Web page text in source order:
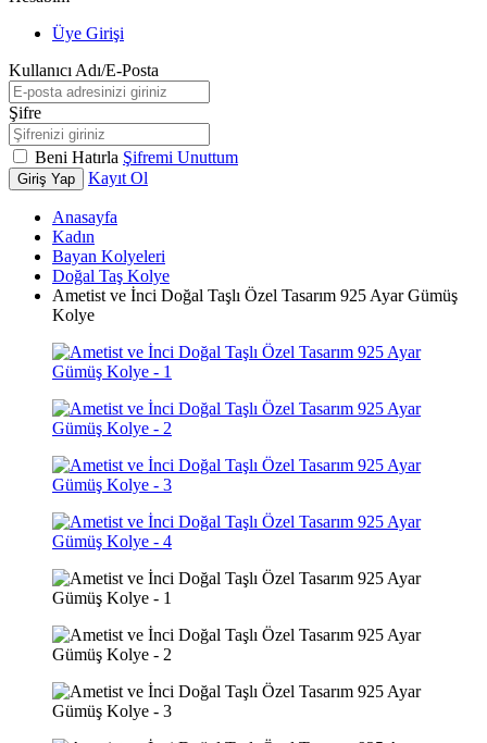
Üye Girişi
Kullanıcı Adı/E-Posta
Şifre
Beni Hatırla Şifremi Unuttum
Giriş Yap Kayıt Ol
Anasayfa
Kadın
Bayan Kolyeleri
Doğal Taş Kolye
Ametist ve İnci Doğal Taşlı Özel Tasarım 925 Ayar Gümüş
Kolye